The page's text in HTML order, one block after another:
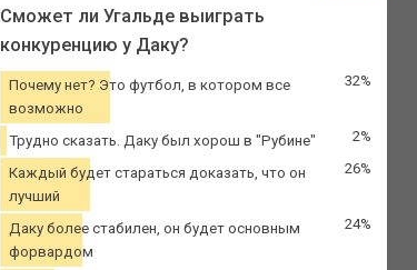
Сможет ли Угальде выиграть
конкуренцию у Даку?
Почему нет? Это футбол, в котором все
возможно
32%
Трудно сказать. Даку был хорош в "Рубине" 2%
Каждый будет стараться доказать, что он
лучший
26%
Даку более стабилен, он будет основным
форвардом
24%